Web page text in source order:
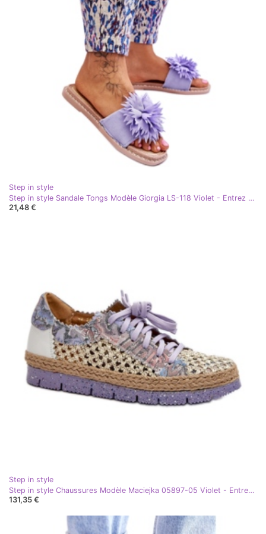
Step in style
Step in style Sandale Tongs Modèle Giorgia LS-118 Violet - Entrez avec style
21,48 €
Step in style
Step in style Chaussures Modèle Maciejka 05897-05 Violet - Entrez dans le style
131,35 €